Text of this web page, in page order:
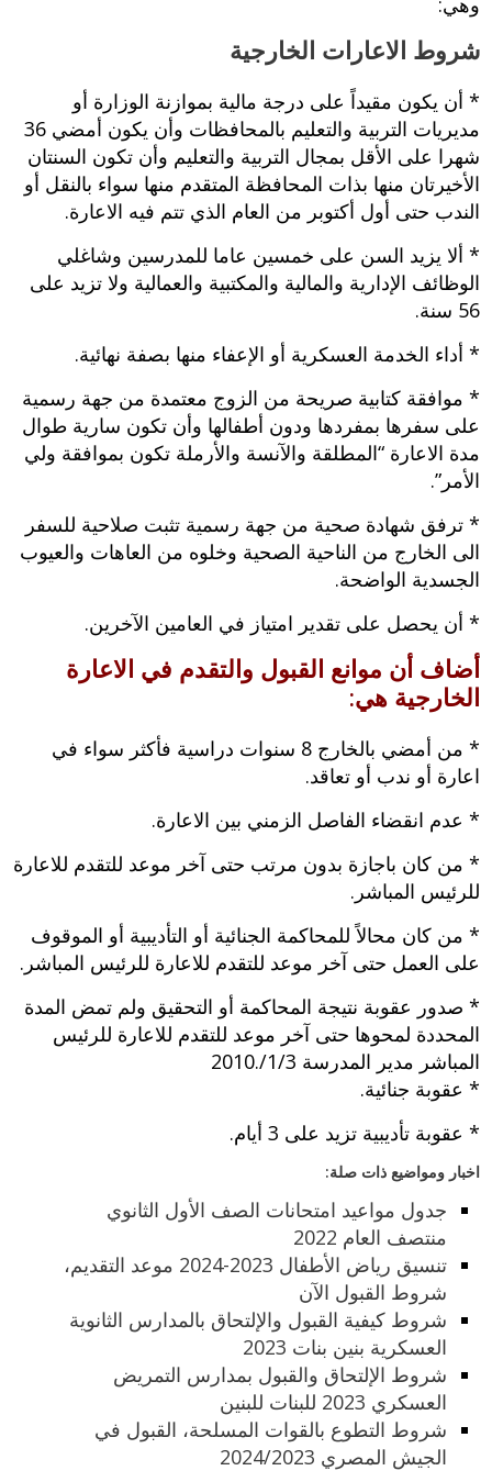
شروط الاعارات الخارجية
* أن يكون مقيداً على درجة مالية بموازنة الوزارة أو
مديريات التربية والتعليم بالمحافظات وأن يكون أمضي 36
شهرا على الأقل بمجال التربية والتعليم وأن تكون السنتان
الأخيرتان منها بذات المحافظة المتقدم منها سواء بالنقل أو
الندب حتى أول أكتوبر من العام الذي تتم فيه الاعارة.
* ألا يزيد السن على خمسين عاما للمدرسين وشاغلي
الوظائف الإدارية والمالية والمكتبية والعمالية ولا تزيد على
56 سنة.
* أداء الخدمة العسكرية أو الإعفاء منها بصفة نهائية.
* موافقة كتابية صريحة من الزوج معتمدة من جهة رسمية
على سفرها بمفردها ودون أطفالها وأن تكون سارية طوال
مدة الاعارة “المطلقة والآنسة والأرملة تكون بموافقة ولي
الأمر”.
* ترفق شهادة صحية من جهة رسمية تثبت صلاحية للسفر
الى الخارج من الناحية الصحية وخلوه من العاهات والعيوب
الجسدية الواضحة.
* أن يحصل على تقدير امتياز في العامين الآخرين.
أضاف أن موانع القبول والتقدم في الاعارة
الخارجية هي:
* من أمضي بالخارج 8 سنوات دراسية فأكثر سواء في
اعارة أو ندب أو تعاقد.
* عدم انقضاء الفاصل الزمني بين الاعارة.
* من كان باجازة بدون مرتب حتى آخر موعد للتقدم للاعارة
للرئيس المباشر.
* من كان محالاً للمحاكمة الجنائية أو التأديبية أو الموقوف
على العمل حتى آخر موعد للتقدم للاعارة للرئيس المباشر.
* صدور عقوبة نتيجة المحاكمة أو التحقيق ولم تمض المدة
المحددة لمحوها حتى آخر موعد للتقدم للاعارة للرئيس
المباشر مدير المدرسة 1/3/.2010
* عقوبة جنائية.
* عقوبة تأديبية تزيد على 3 أيام.
اخبار ومواضيع ذات صلة:
جدول مواعيد امتحانات الصف الأول الثانوي
منتصف العام 2022
تنسيق رياض الأطفال 2023-2024 موعد التقديم،
شروط القبول الآن
شروط كيفية القبول والإلتحاق بالمدارس الثانوية
العسكرية بنين بنات 2023
شروط الإلتحاق والقبول بمدارس التمريض
العسكري 2023 للبنات للبنين
شروط التطوع بالقوات المسلحة، القبول في
الجيش المصري 2024/2023